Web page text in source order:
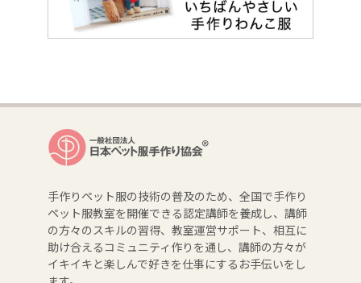
手作りペット服の技術の普及のため、全国で手作り
ペット服教室を開催できる認定講師を養成し、講師
の方々のスキルの習得、教室運営サポート、相互に
助け合えるコミュニティ作りを通し、講師の方々が
イキイキと楽しんで好きを仕事にするお手伝いをし